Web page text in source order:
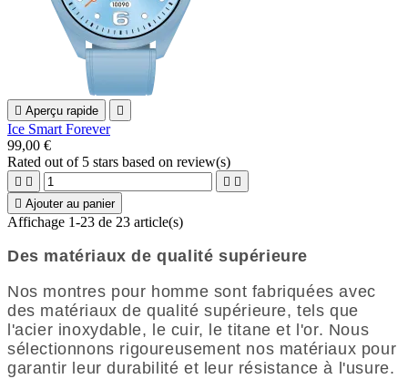
 Aperçu rapide 
Ice Smart Forever
99,00 €
Rated out of 5 stars based on review(s)
   
 Ajouter au panier
Affichage 1-23 de 23 article(s)
Des matériaux de qualité supérieure
Nos montres pour homme sont fabriquées avec
des matériaux de qualité supérieure, tels que
l'acier inoxydable, le cuir, le titane et l'or. Nous
sélectionnons rigoureusement nos matériaux pour
garantir leur durabilité et leur résistance à l'usure.